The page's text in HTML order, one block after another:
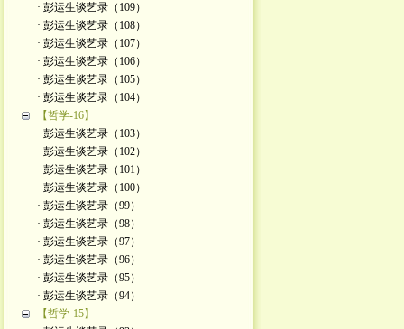
· 彭运生谈艺录（109）
· 彭运生谈艺录（108）
· 彭运生谈艺录（107）
· 彭运生谈艺录（106）
· 彭运生谈艺录（105）
· 彭运生谈艺录（104）
【哲学-16】
· 彭运生谈艺录（103）
· 彭运生谈艺录（102）
· 彭运生谈艺录（101）
· 彭运生谈艺录（100）
· 彭运生谈艺录（99）
· 彭运生谈艺录（98）
· 彭运生谈艺录（97）
· 彭运生谈艺录（96）
· 彭运生谈艺录（95）
· 彭运生谈艺录（94）
【哲学-15】